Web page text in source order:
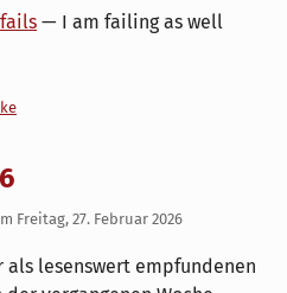
— I am failing as well
Freitag, 27. Februar 2026
lesenswert empfundenen